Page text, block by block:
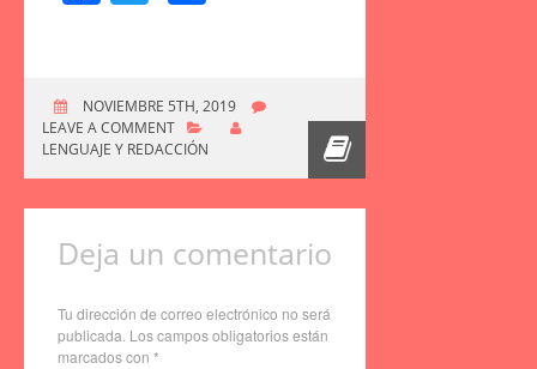
NOVIEMBRE 5TH, 2019
LEAVE A COMMENT
LENGUAJE Y REDACCIÓN
Deja un comentario
Tu dirección de correo electrónico no será
publicada. Los campos obligatorios están
marcados con *